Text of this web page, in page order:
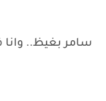
سامر بغيظ.. وانا